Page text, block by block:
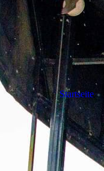
Startseite